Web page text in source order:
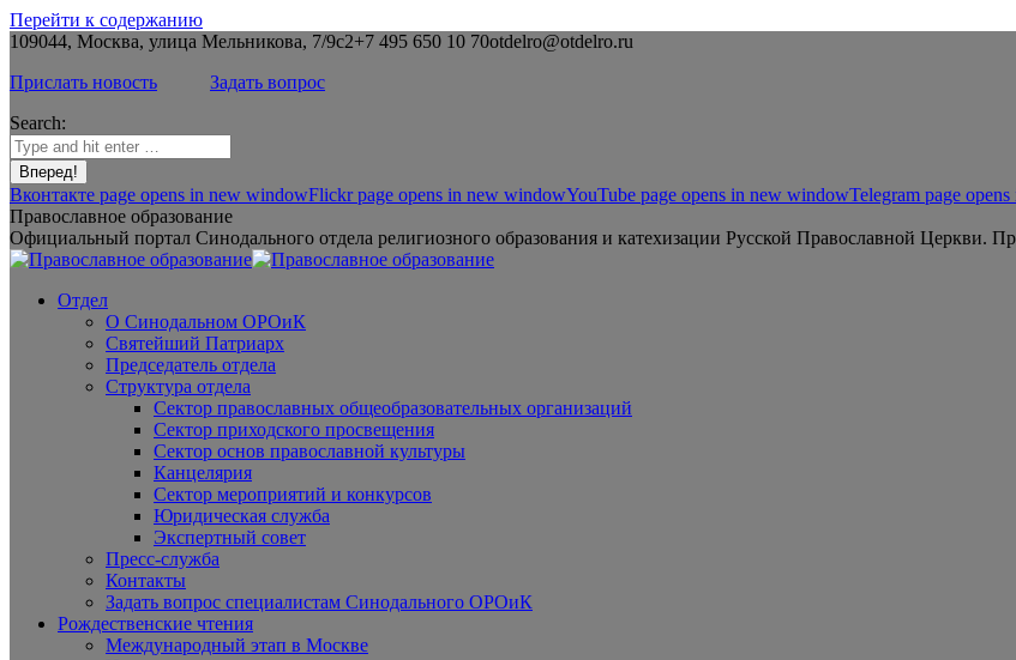
Перейти к содержанию
109044, Москва, улица Мельникова, 7/9с2+7 495 650 10 70otdelro@otdelro.ru
Прислать новость
Задать вопрос
Search:
Вконтакте page opens in new windowFlickr page opens in new windowYouTube page opens in new windowTelegram page
Православное образование
Официальный портал Синодального отдела религиозного образования и катехизации Русской Православной Церкви.
Отдел
О Синодальном ОРОиК
Святейший Патриарх
Председатель отдела
Структура отдела
Сектор православных общеобразовательных организаций
Сектор приходского просвещения
Сектор основ православной культуры
Канцелярия
Сектор мероприятий и конкурсов
Юридическая служба
Экспертный совет
Пресс-служба
Контакты
Задать вопрос специалистам Синодального ОРОиК
Рождественские чтения
Международный этап в Москве